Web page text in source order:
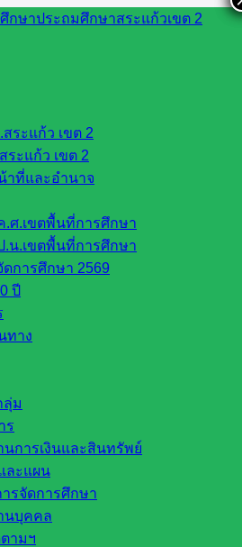
ระแก้ว เขต 2
ะแก้ว เขต 2
าที่และอำนาจ
.ศ.เขตพื้นที่การศึกษา
.น.เขตพื้นที่การศึกษา
การศึกษา 2569
ปี
ทาง
ลุ่ม
ร
นการเงินและสินทรัพย์
ละแผน
รจัดการศึกษา
นบุคคล
ามฯ
ดี
ผิดทางวินัย ประจำ
ผิดทางวินัย ประจำ
2568